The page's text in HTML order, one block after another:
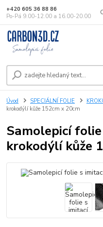
+420 605 36 88 86
Po-Pá 9.00-12.00 a 16.00-20.00
Úvod SPECIÁLNÍ FOLIE
krokodýlí kůže 152cm x 20cm
Samolepicí
krokodýlí kůže